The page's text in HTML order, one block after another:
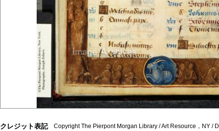
クレジット表記 Copyright The Pierpont Morgan Library / Art Resource，NY /